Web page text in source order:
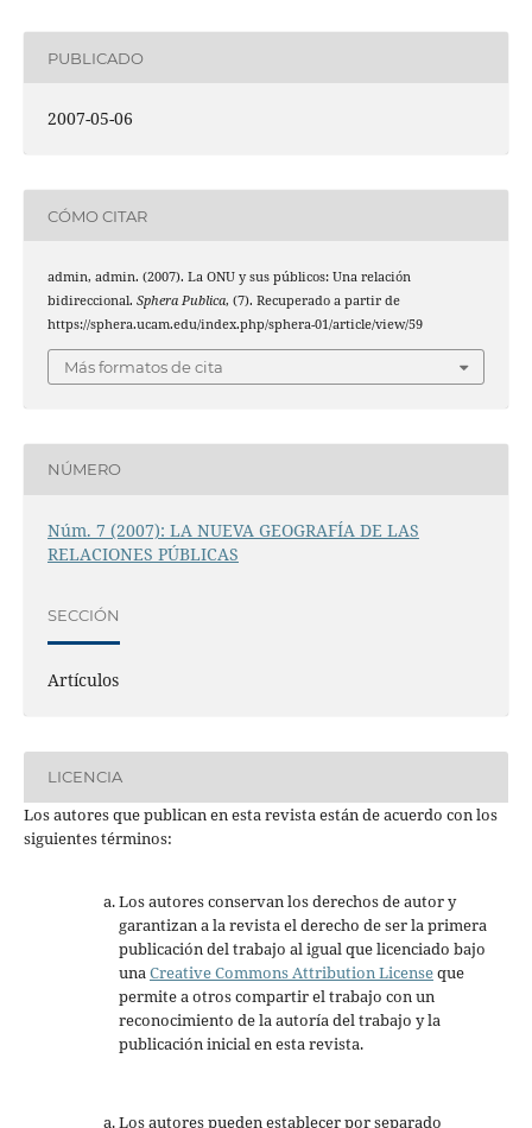
PUBLICADO
2007-05-06
CÓMO CITAR
admin, admin. (2007). La ONU y sus públicos: Una relación
bidireccional. Sphera Publica, (7). Recuperado a partir de
https://sphera.ucam.edu/index.php/sphera-01/article/view/59
Más formatos de cita
NÚMERO
Núm. 7 (2007): LA NUEVA GEOGRAFÍA DE LAS
RELACIONES PÚBLICAS
SECCIÓN
Artículos
LICENCIA
Los autores que publican en esta revista están de acuerdo con los
siguientes términos:
Los autores conservan los derechos de autor y
garantizan a la revista el derecho de ser la primera
publicación del trabajo al igual que licenciado bajo
unaCreative Commons Attribution Licenseque
permite a otros compartir el trabajo con un
reconocimiento de la autoría del trabajo y la
publicación inicial en esta revista.
Los autores pueden establecer por separado